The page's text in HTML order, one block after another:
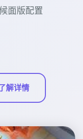
面版配置
解详情